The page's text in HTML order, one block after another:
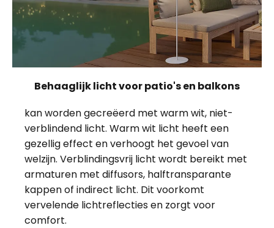
Behaaglijk licht voor patio's en balkons
kan worden gecreëerd met warm wit, niet-
verblindend licht. Warm wit licht heeft een
gezellig effect en verhoogt het gevoel van
welzijn. Verblindingsvrij licht wordt bereikt met
armaturen met diffusors, halftransparante
kappen of indirect licht. Dit voorkomt
vervelende lichtreflecties en zorgt voor
comfort.